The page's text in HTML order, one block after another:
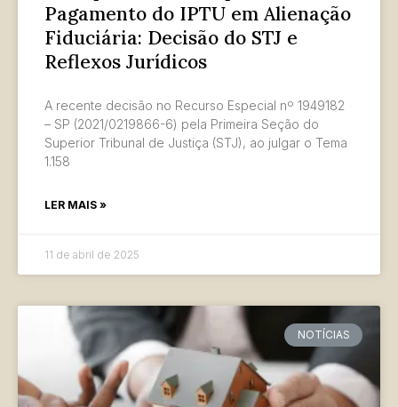
Pagamento do IPTU em Alienação
Fiduciária: Decisão do STJ e
Reflexos Jurídicos
A recente decisão no Recurso Especial nº 1949182
– SP (2021/0219866-6) pela Primeira Seção do
Superior Tribunal de Justiça (STJ), ao julgar o Tema
1.158
LER MAIS »
11 de abril de 2025
NOTÍCIAS